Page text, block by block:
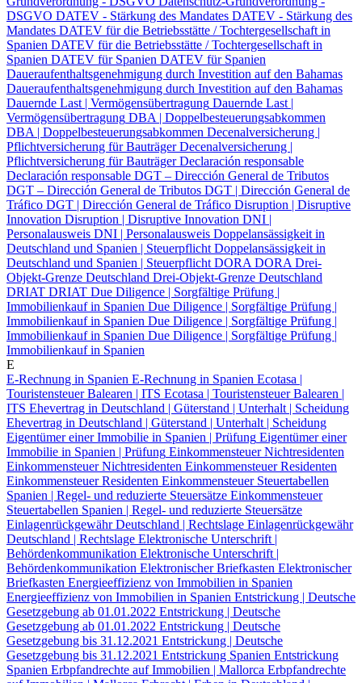
DSGVO DATEV - Stärkung des Mandates DATEV - Stärkung des
Mandates DATEV für die Betriebsstätte / Tochtergesellschaft in
Spanien DATEV für die Betriebsstätte / Tochtergesellschaft in
Spanien DATEV für Spanien DATEV für Spanien
Daueraufenthaltsgenehmigung durch Investition auf den Bahamas
Daueraufenthaltsgenehmigung durch Investition auf den Bahamas
Dauernde Last | Vermögensübertragung Dauernde Last |
Vermögensübertragung DBA | Doppelbesteuerungsabkommen
DBA | Doppelbesteuerungsabkommen Decenalversicherung |
Pflichtversicherung für Bauträger Decenalversicherung |
Pflichtversicherung für Bauträger Declaración responsable
Declaración responsable DGT – Dirección General de Tributos
DGT – Dirección General de Tributos DGT | Dirección General de
Tráfico DGT | Dirección General de Tráfico Disruption | Disruptive
Innovation Disruption | Disruptive Innovation DNI |
Personalausweis DNI | Personalausweis Doppelansässigkeit in
Deutschland und Spanien | Steuerpflicht Doppelansässigkeit in
Deutschland und Spanien | Steuerpflicht DORA DORA Drei-
Objekt-Grenze Deutschland Drei-Objekt-Grenze Deutschland
DRIAT DRIAT Due Diligence | Sorgfältige Prüfung |
Immobilienkauf in Spanien Due Diligence | Sorgfältige Prüfung |
Immobilienkauf in Spanien Due Diligence | Sorgfältige Prüfung |
Immobilienkauf in Spanien Due Diligence | Sorgfältige Prüfung |
Immobilienkauf in Spanien
E
E-Rechnung in Spanien E-Rechnung in Spanien Ecotasa |
Touristensteuer Balearen | ITS Ecotasa | Touristensteuer Balearen |
ITS Ehevertrag in Deutschland | Güterstand | Unterhalt | Scheidung
Ehevertrag in Deutschland | Güterstand | Unterhalt | Scheidung
Eigentümer einer Immobilie in Spanien | Prüfung Eigentümer einer
Immobilie in Spanien | Prüfung Einkommensteuer Nichtresidenten
Einkommensteuer Nichtresidenten Einkommensteuer Residenten
Einkommensteuer Residenten Einkommensteuer Steuertabellen
Spanien | Regel- und reduzierte Steuersätze Einkommensteuer
Steuertabellen Spanien | Regel- und reduzierte Steuersätze
Einlagenrückgewähr Deutschland | Rechtslage Einlagenrückgewähr
Deutschland | Rechtslage Elektronische Unterschrift |
Behördenkommunikation Elektronische Unterschrift |
Behördenkommunikation Elektronischer Briefkasten Elektronischer
Briefkasten Energieeffizienz von Immobilien in Spanien
Energieeffizienz von Immobilien in Spanien Entstrickung | Deutsche
Gesetzgebung ab 01.01.2022 Entstrickung | Deutsche
Gesetzgebung ab 01.01.2022 Entstrickung | Deutsche
Gesetzgebung bis 31.12.2021 Entstrickung | Deutsche
Gesetzgebung bis 31.12.2021 Entstrickung Spanien Entstrickung
Spanien Erbpfandrechte auf Immobilien | Mallorca Erbpfandrechte